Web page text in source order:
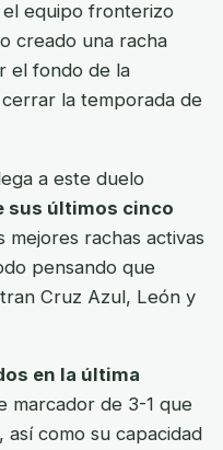
equipo fronterizo
creado una racha
el fondo de la
la temporada de
a este duelo
sus últimos cinco
mejores rachas activas
pensando que
Cruz Azul, León y
en la última
marcador de 3-1 que
como su capacidad